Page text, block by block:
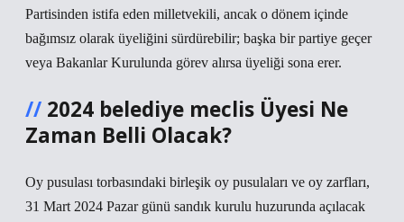
Partisinden istifa eden milletvekili, ancak o dönem içinde
bağımsız olarak üyeliğini sürdürebilir; başka bir partiye geçer
veya Bakanlar Kurulunda görev alırsa üyeliği sona erer.
2024 belediye meclis Üyesi Ne
Zaman Belli Olacak?
Oy pusulası torbasındaki birleşik oy pusulaları ve oy zarfları,
31 Mart 2024 Pazar günü sandık kurulu huzurunda açılacak